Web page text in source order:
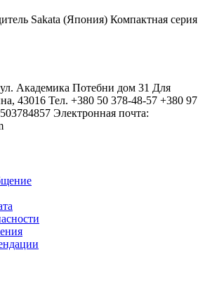
Sakata (Япония) Компактная серия
Академика Потебни дом 31 Для
43016 Тел. +380 50 378-48-57 +380 97
Электронная почта: